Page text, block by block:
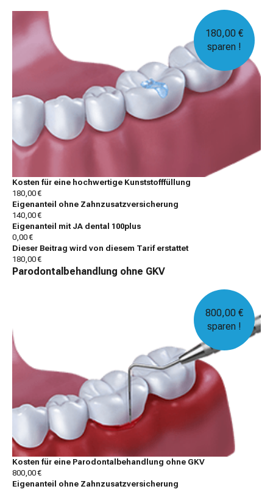
180,00 €
sparen !
Kosten für eine hochwertige Kunststofffüllung
180,00 €
Eigenanteil ohne Zahnzusatzversicherung
140,00 €
Eigenanteil mit JA dental 100plus
0,00 €
Dieser Beitrag wird von diesem Tarif erstattet
180,00 €
Parodontalbehandlung ohne GKV
800,00 €
sparen !
Kosten für eine Parodontalbehandlung ohne GKV
800,00 €
Eigenanteil ohne Zahnzusatzversicherung